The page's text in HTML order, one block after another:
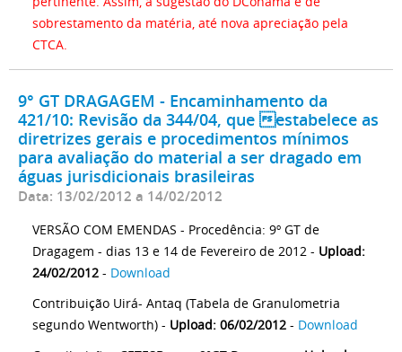
sobrestamento da matéria, até nova apreciação pela
CTCA.
9° GT DRAGAGEM - Encaminhamento da
421/10: Revisão da 344/04, que estabelece as
diretrizes gerais e procedimentos mínimos
para avaliação do material a ser dragado em
águas jurisdicionais brasileiras
Data: 13/02/2012 a 14/02/2012
VERSÃO COM EMENDAS - Procedência: 9º GT de
Dragagem - dias 13 e 14 de Fevereiro de 2012 - Upload:
24/02/2012 - Download
Contribuição Uirá- Antaq (Tabela de Granulometria
segundo Wentworth) - Upload: 06/02/2012 - Download